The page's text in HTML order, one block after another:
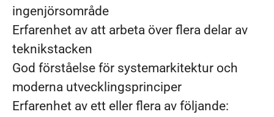
ingenjörsområde
Erfarenhet av att arbeta över flera delar av
teknikstacken
God förståelse för systemarkitektur och
moderna utvecklingsprinciper
Erfarenhet av ett eller flera av följande: